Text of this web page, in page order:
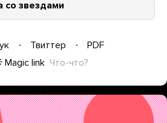
звездами
Твиттер
PDF
Magic link Что-что?